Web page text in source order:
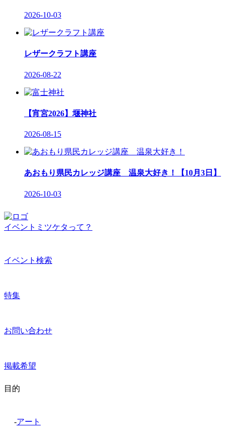
2026-10-03
レザークラフト講座
2026-08-22
【宵宮2026】堰神社
2026-08-15
あおもり県民カレッジ講座 温泉大好き！【10月3日】
2026-10-03
イベントミツケタって？
イベント検索
特集
お問い合わせ
掲載希望
目的
-アート